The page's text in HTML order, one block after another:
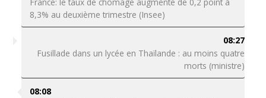
8,3% au deuxième trimestre (Insee)
08:27
Fusillade dans un lycée en Thaïlande : au moins quatre
morts (ministre)
08:08